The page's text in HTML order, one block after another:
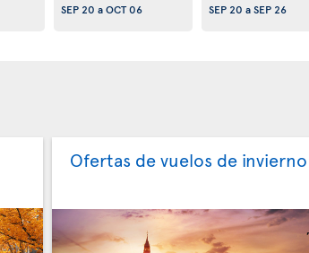
SEP 20 aOCT 06
SEP 20 aSEP 26
Ofertas de vuelos de invierno